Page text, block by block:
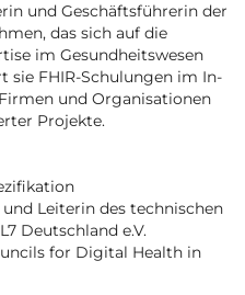
und Geschäftsführerin der
das sich auf die
im Gesundheitswesen
sie FHIR-Schulungen im In-
und Organisationen
Projekte.
Leiterin des technischen
Deutschland e.V.
for Digital Health in